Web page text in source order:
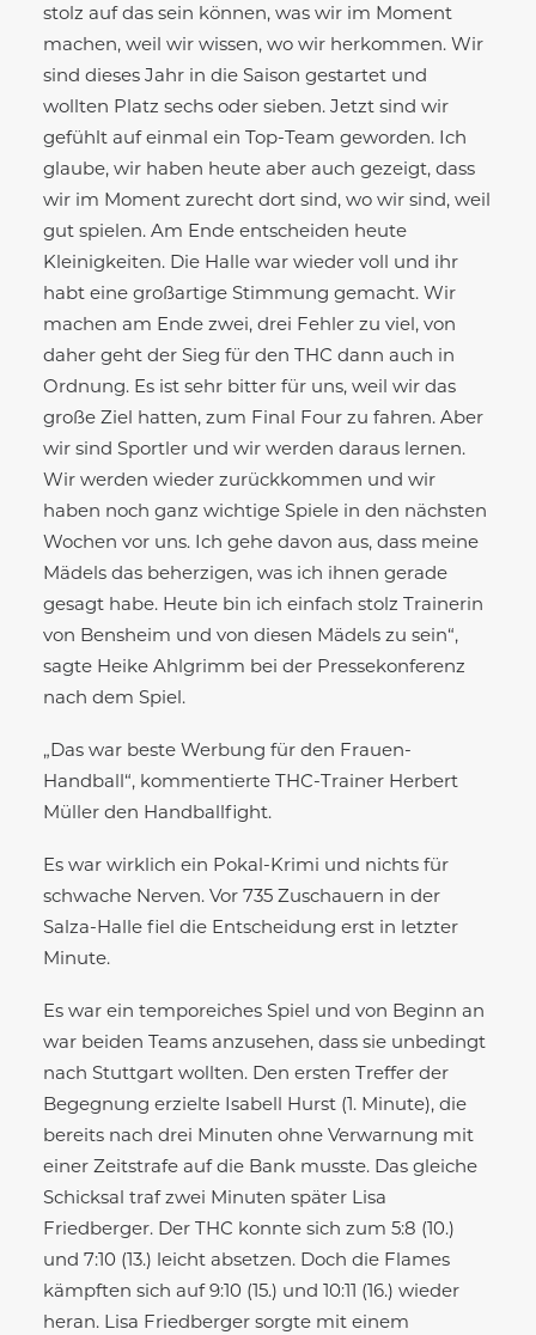
stolz auf das sein können, was wir im Moment
machen, weil wir wissen, wo wir herkommen. Wir
sind dieses Jahr in die Saison gestartet und
wollten Platz sechs oder sieben. Jetzt sind wir
gefühlt auf einmal ein Top-Team geworden. Ich
glaube, wir haben heute aber auch gezeigt, dass
wir im Moment zurecht dort sind, wo wir sind, weil
gut spielen. Am Ende entscheiden heute
Kleinigkeiten. Die Halle war wieder voll und ihr
habt eine großartige Stimmung gemacht. Wir
machen am Ende zwei, drei Fehler zu viel, von
daher geht der Sieg für den THC dann auch in
Ordnung. Es ist sehr bitter für uns, weil wir das
große Ziel hatten, zum Final Four zu fahren. Aber
wir sind Sportler und wir werden daraus lernen.
Wir werden wieder zurückkommen und wir
haben noch ganz wichtige Spiele in den nächsten
Wochen vor uns. Ich gehe davon aus, dass meine
Mädels das beherzigen, was ich ihnen gerade
gesagt habe. Heute bin ich einfach stolz Trainerin
von Bensheim und von diesen Mädels zu sein“,
sagte Heike Ahlgrimm bei der Pressekonferenz
nach dem Spiel.
„Das war beste Werbung für den Frauen-
Handball“, kommentierte THC-Trainer Herbert
Müller den Handballfight.
Es war wirklich ein Pokal-Krimi und nichts für
schwache Nerven. Vor 735 Zuschauern in der
Salza-Halle fiel die Entscheidung erst in letzter
Minute.
Es war ein temporeiches Spiel und von Beginn an
war beiden Teams anzusehen, dass sie unbedingt
nach Stuttgart wollten. Den ersten Treffer der
Begegnung erzielte Isabell Hurst (1. Minute), die
bereits nach drei Minuten ohne Verwarnung mit
einer Zeitstrafe auf die Bank musste. Das gleiche
Schicksal traf zwei Minuten später Lisa
Friedberger. Der THC konnte sich zum 5:8 (10.)
und 7:10 (13.) leicht absetzen. Doch die Flames
kämpften sich auf 9:10 (15.) und 10:11 (16.) wieder
heran. Lisa Friedberger sorgte mit einem